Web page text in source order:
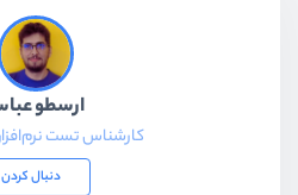
ارسطو
کارشناس تست
دنبال کردن